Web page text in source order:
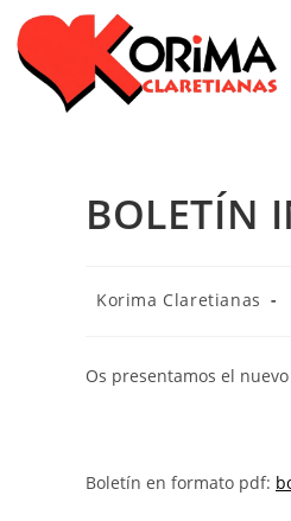
BOLETÍN
Korima Claretianas
Os presentamos el
Boletín en formato pdf: